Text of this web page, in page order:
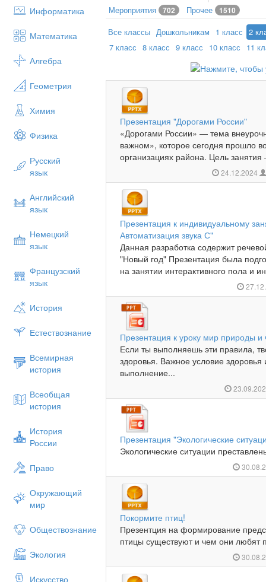
Информатика
Математика
Алгебра
Геометрия
Химия
Физика
Русский
язык
Английский
язык
Немецкий
язык
Французский
язык
История
Естествознание
Всемирная
история
Всеобщая
история
История
России
Право
Окружающий
мир
Обществознание
Экология
Искусство
Мероприятия 702 Прочее 1510
Все классы Дошкольникам 1 класс 2
7 класс 8 класс 9 класс 10 класс 11
Презентация "Дорогами России"
«Дорогами России» — тема
важном», которое сегодня прошло
организациях района. Цель
24.12.2024
Презентация к индивидуальному
Автоматизация звука С"
Данная разработка содержит
"Новый год" Презентация была
на занятии интерактивного пола и
Презентация к уроку мир природы
Если ты выполняешь эти правила,
здоровья. Важное условие
выполнение...
Презентация "Экологические
Экологические ситуации
Покормите птиц!
Презентция на формирование
птицы существуют и чем они любят